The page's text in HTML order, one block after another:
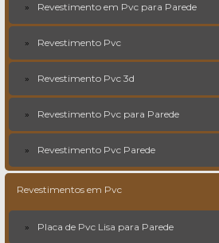
Revestimento em Pvc para Parede
Revestimento Pvc
Revestimento Pvc 3d
Revestimento Pvc para Parede
Revestimento Pvc Parede
Revestimentos em Pvc
Placa de Pvc Lisa para Parede